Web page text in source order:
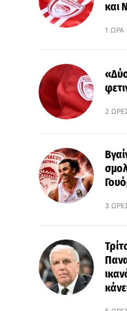
και
1 ΏΡΑ
2
3